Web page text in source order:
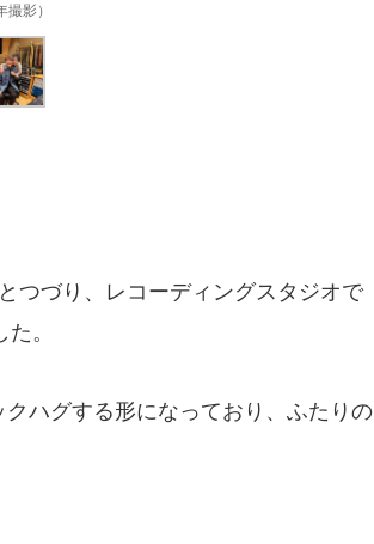
影）
つづり、レコーディングスタジオで
。
ハグする形になっており、ふたりの